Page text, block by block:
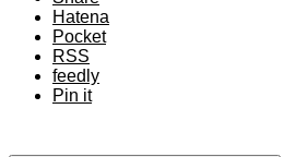
Hatena
Pocket
RSS
feedly
Pin it